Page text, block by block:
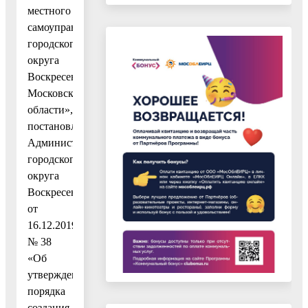
местного
самоуправления
городского
округа
Воскресенск
Московской
области»,
постановлением
Администрации
городского
округа
Воскресенск
от
16.12.2019
№ 38
«Об
утверждении
порядка